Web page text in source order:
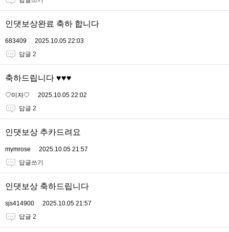
인댓보상완료 축하 합니다
683409
2025.10.05 22:03
답글 2
축하드립니다 ♥️♥️♥️
♡미자♡
2025.10.05 22:02
답글 2
인댓보상 추카드려요
mymrose
2025.10.05 21:57
답글쓰기
인댓보상 축하드립니다
sjs414900
2025.10.05 21:57
답글 2